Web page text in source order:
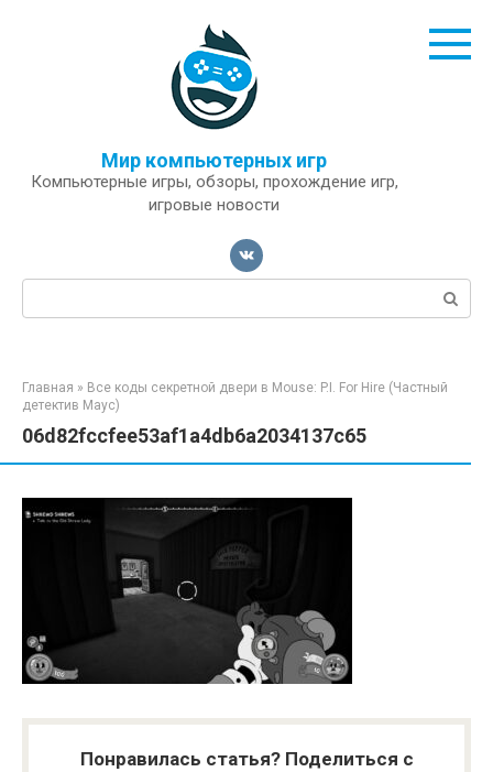
Мир компьютерных игр
Компьютерные игры, обзоры, прохождение игр,
игровые новости
Поиск:
Главная » Все коды секретной двери в Mouse: P.I. For Hire (Частный
детектив Маус)
06d82fccfee53af1a4db6a2034137c65
Понравилась статья? Поделиться с